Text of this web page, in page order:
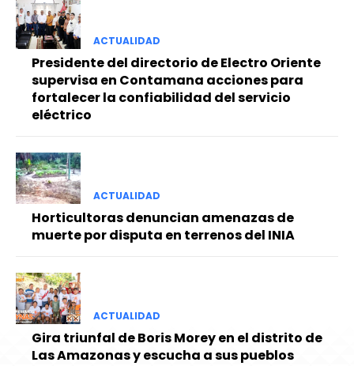
ACTUALIDAD
Presidente del directorio de Electro Oriente
supervisa en Contamana acciones para
fortalecer la confiabilidad del servicio
eléctrico
ACTUALIDAD
Horticultoras denuncian amenazas de
muerte por disputa en terrenos del INIA
ACTUALIDAD
Gira triunfal de Boris Morey en el distrito de
Las Amazonas y escucha a sus pueblos